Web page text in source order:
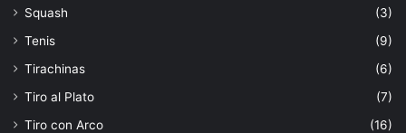
Squash
(3)
Tenis
(9)
Tirachinas
(6)
Tiro al Plato
(7)
Tiro con Arco
(16)